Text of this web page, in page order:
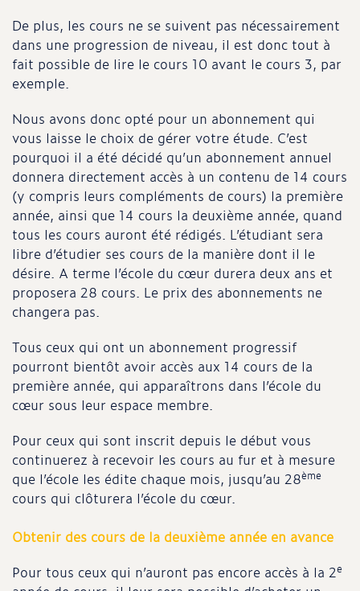
De plus, les cours ne se suivent pas nécessairement
dans une progression de niveau, il est donc tout à
fait possible de lire le cours 10 avant le cours 3, par
exemple.
Nous avons donc opté pour un abonnement qui
vous laisse le choix de gérer votre étude. C’est
pourquoi il a été décidé qu’un abonnement annuel
donnera directement accès à un contenu de 14 cours
(y compris leurs compléments de cours) la première
année, ainsi que 14 cours la deuxième année, quand
tous les cours auront été rédigés. L’étudiant sera
libre d’étudier ses cours de la manière dont il le
désire. A terme l’école du cœur durera deux ans et
proposera 28 cours. Le prix des abonnements ne
changera pas.
Tous ceux qui ont un abonnement progressif
pourront bientôt avoir accès aux 14 cours de la
première année, qui apparaîtrons dans l’école du
cœur sous leur espace membre.
Pour ceux qui sont inscrit depuis le début vous
continuerez à recevoir les cours au fur et à mesure
que l’école les édite chaque mois, jusqu’au 28ème
cours qui clôturera l’école du cœur.
Obtenir des cours de la deuxième année en avance
Pour tous ceux qui n’auront pas encore accès à la 2e